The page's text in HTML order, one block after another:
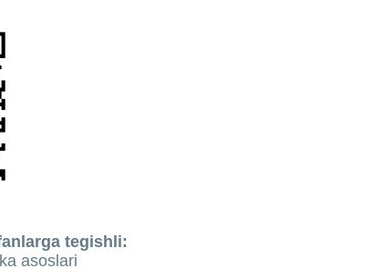
tegishli:
asoslari